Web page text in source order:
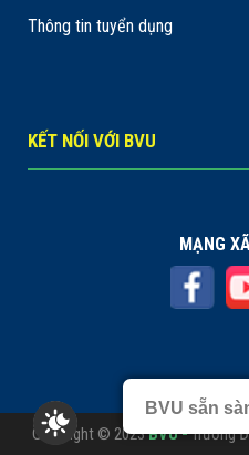
Thông tin tuyển dụng
KẾT NỐI VỚI BVU
MẠNG
Copyright © 2023BVU -Trường
BVU sẵn